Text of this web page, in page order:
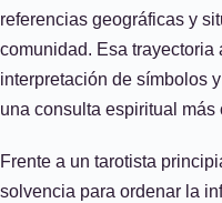
referencias geográficas y
comunidad. Esa trayectoria
interpretación de símbolos
una consulta espiritual más
Frente a un tarotista
solvencia para ordenar la